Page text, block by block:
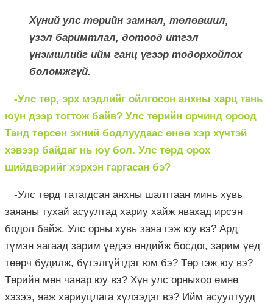
Хүний улс төрийн замнал, төлөвшил,
үзэл баримтлал, дотоод итгэл
үнэмшлийг ийм ганц үгээр тодорхойлох
боломжгүй.
-Улс төр, эрх мэдлийг ойлгосон анхны харц тань
юун дээр тогтож байв? Улс төрийн орчинд ороод
Танд төрсөн эхний бодлуудаас өнөө хэр хүчтэй
хэвээр байдаг нь юу бол. Улс төрд орох
шийдвэрийг хэрхэн гаргасан бэ?
-Улс төрд татагдсан анхны шалтгаан минь хувь
заяаны тухай асуултад хариу хайж явахад ирсэн
бодол байж. Улс орны хувь заяа гэж юу вэ? Ард
түмэн яагаад зарим үедээ өндийж босдог, зарим үед
төөрч будилж, бүтэлгүйтдэг юм бэ? Төр гэж юу вэ?
Төрийн мөн чанар юу вэ? Хүн улс орныхоо өмнө
хэзээ, яаж хариуцлага хүлээдэг вэ? Ийм асуултууд